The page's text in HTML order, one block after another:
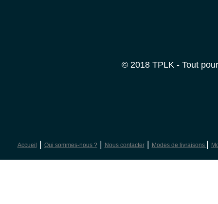
© 2018 TPLK - Tout
Accueil Qui sommes-nous ?| Nous contacter| Modes de livraisons